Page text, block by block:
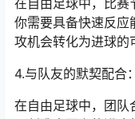
你需要具备快速反应
攻机会转化为进球的
4.与队友的默契配合
在自由足球中，团队